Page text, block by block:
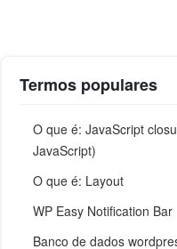
Termos populares
O que é: JavaScript
JavaScript)
O que é: Layout
WP Easy Notification Bar
Banco de dados